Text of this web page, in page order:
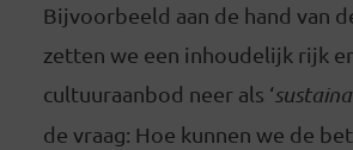
Bijvoorbeeld aan de hand van
zetten we een inhoudelijk rijk
cultuuraanbod neer als ‘
de vraag: Hoe kunnen we de